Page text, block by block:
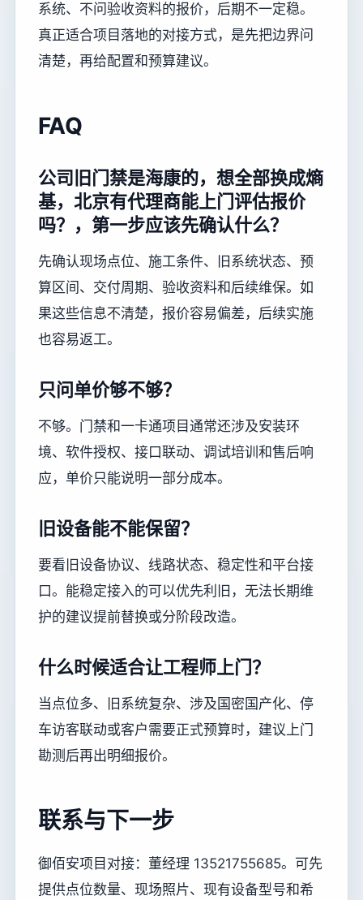
系统、不问验收资料的报价，后期不一定稳。
真正适合项目落地的对接方式，是先把边界问
清楚，再给配置和预算建议。
FAQ
公司旧门禁是海康的，想全部换成熵
基，北京有代理商能上门评估报价
吗？，第一步应该先确认什么？
先确认现场点位、施工条件、旧系统状态、预
算区间、交付周期、验收资料和后续维保。如
果这些信息不清楚，报价容易偏差，后续实施
也容易返工。
只问单价够不够？
不够。门禁和一卡通项目通常还涉及安装环
境、软件授权、接口联动、调试培训和售后响
应，单价只能说明一部分成本。
旧设备能不能保留？
要看旧设备协议、线路状态、稳定性和平台接
口。能稳定接入的可以优先利旧，无法长期维
护的建议提前替换或分阶段改造。
什么时候适合让工程师上门？
当点位多、旧系统复杂、涉及国密国产化、停
车访客联动或客户需要正式预算时，建议上门
勘测后再出明细报价。
联系与下一步
御佰安项目对接：董经理 13521755685。可先
提供点位数量、现场照片、现有设备型号和希